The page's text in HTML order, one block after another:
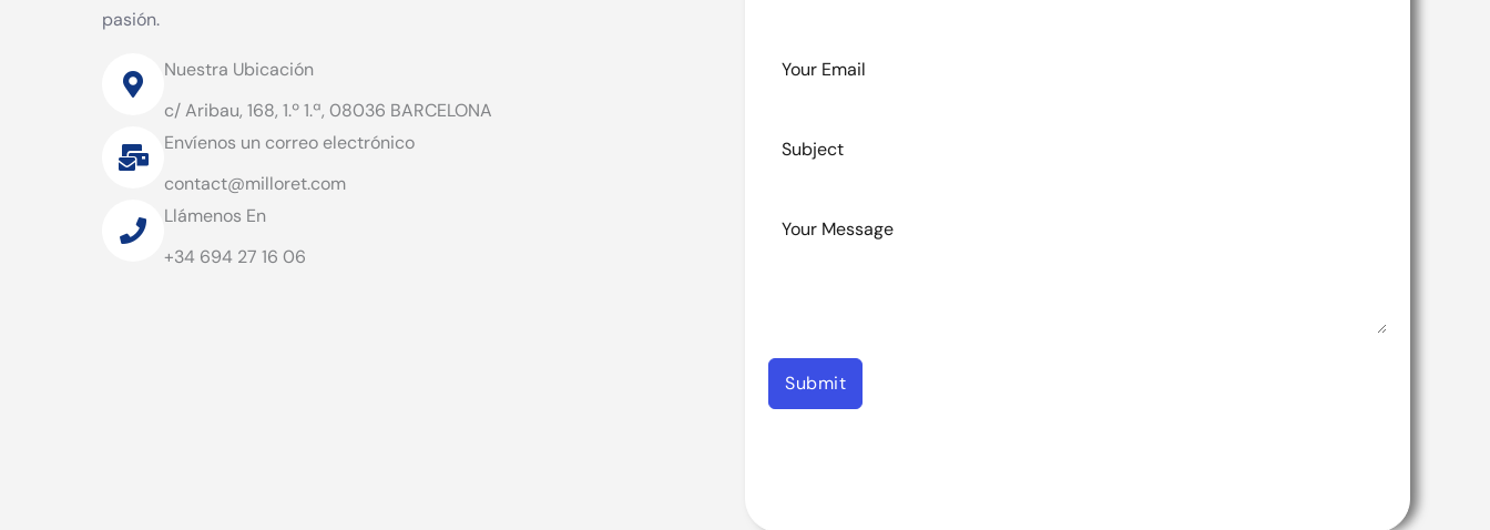
pasión.
Nuestra Ubicación
c/ Aribau, 168, 1.º 1.ª, 08036 BARCELONA
Envíenos un correo electrónico
contact@milloret.com
Llámenos En
+34 694 27 16 06
Submit